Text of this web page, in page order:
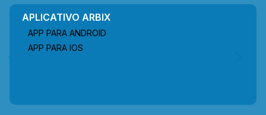
APLICATIVO ARBIX
APP PARA ANDROID
APP PARA IOS